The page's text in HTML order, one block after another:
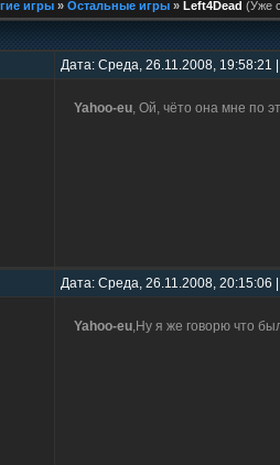
игры » Остальные игры » Left4Dead (Уже
Дата: Среда, 26.11.2008,
Yahoo-eu, Ой, чёто она мне по
Дата: Среда, 26.11.2008,
Yahoo-eu,Ну я же говорю что